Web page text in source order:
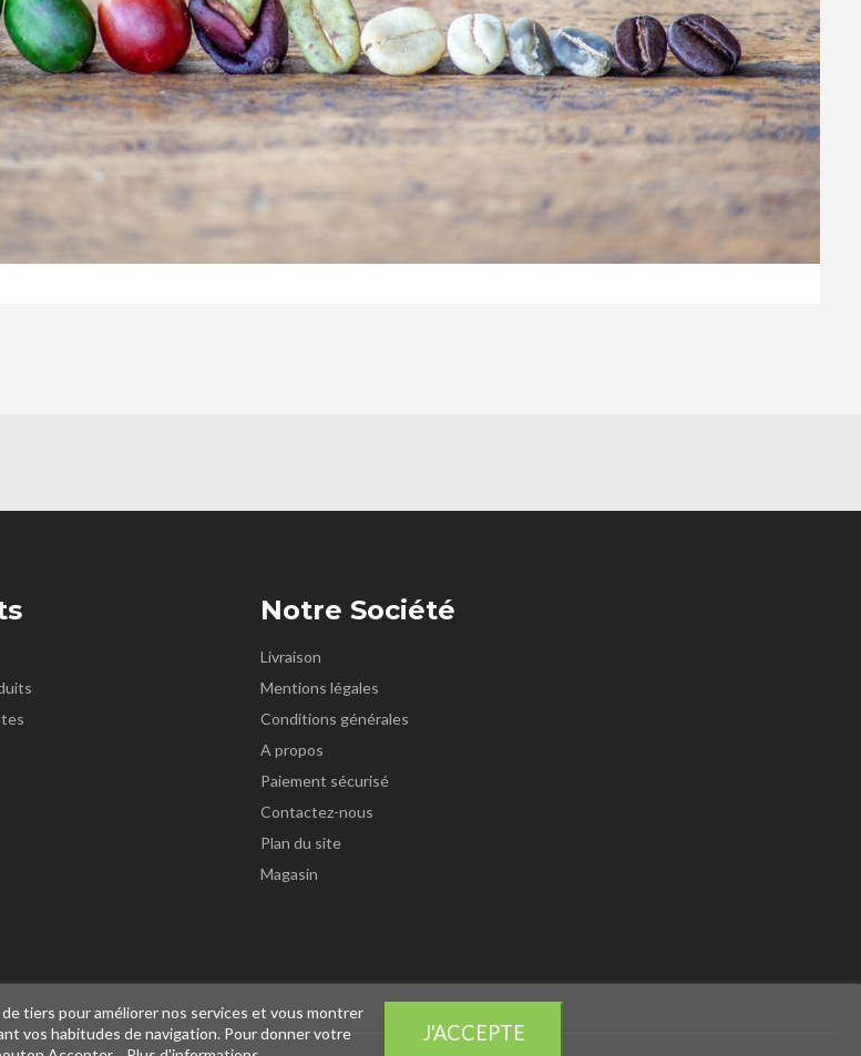
Notre Société
Livraison
Mentions légales
Conditions générales
A propos
Paiement sécurisé
Contactez-nous
Plan du site
Magasin
tiers pour améliorer nos services et vous montrer
vos habitudes de navigation. Pour donner votre
J'ACCEPTE